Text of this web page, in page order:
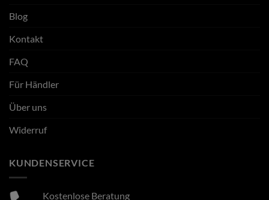
Blog
Kontakt
FAQ
Für Händler
Über uns
Widerruf
KUNDENSERVICE
Kostenlose Beratung